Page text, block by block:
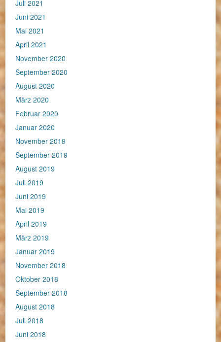
Juli 2021
Juni 2021
Mai 2021
April 2021
November 2020
September 2020
August 2020
März 2020
Februar 2020
Januar 2020
November 2019
September 2019
August 2019
Juli 2019
Juni 2019
Mai 2019
April 2019
März 2019
Januar 2019
November 2018
Oktober 2018
September 2018
August 2018
Juli 2018
Juni 2018